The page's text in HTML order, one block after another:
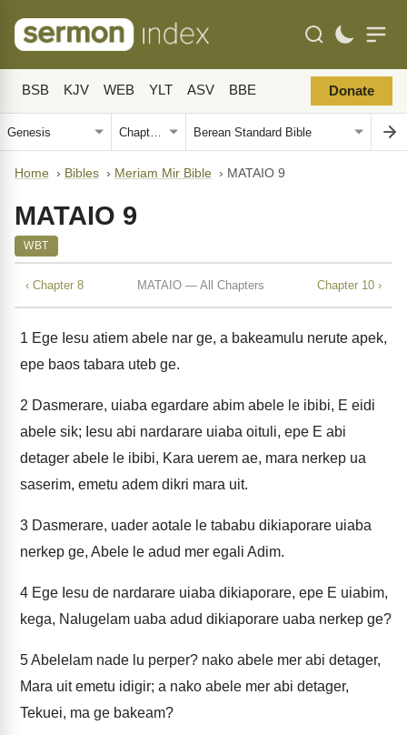
BSB KJV WEB YLT ASV BBE Donate
Home › Bibles › Meriam Mir Bible › MATAIO 9
MATAIO 9
WBT
‹ Chapter 8 MATAIO — All Chapters Chapter 10 ›
1 Ege Iesu atiem abele nar ge, a bakeamulu nerute apek,
epe baos tabara uteb ge.
2 Dasmerare, uiaba egardare abim abele le ibibi, E eidi
abele sik; Iesu abi nardarare uiaba oituli, epe E abi
detager abele le ibibi, Kara uerem ae, mara nerkep ua
saserim, emetu adem dikri mara uit.
3 Dasmerare, uader aotale le tababu dikiaporare uiaba
nerkep ge, Abele le adud mer egali Adim.
4 Ege Iesu de nardarare uiaba dikiaporare, epe E uiabim,
kega, Nalugelam uaba adud dikiaporare uaba nerkep ge?
5Abelelam nade lu perper? nako abele mer abi detager,
Mara uit emetu idigir; a nako abele mer abi detager,
Tekuei, ma ge bakeam?